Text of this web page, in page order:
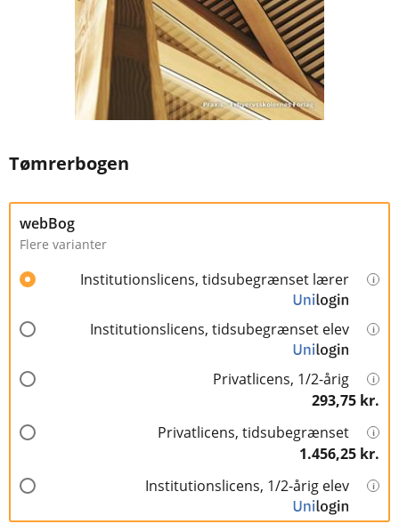
Tømrerbogen
webBog
Flere varianter
Institutionslicens, tidsubegrænset lærer
Institutionslicens, tidsubegrænset elev
Privatlicens, 1/2-årig
293,75 kr.
Privatlicens, tidsubegrænset
1.456,25 kr.
Institutionslicens, 1/2-årig elev